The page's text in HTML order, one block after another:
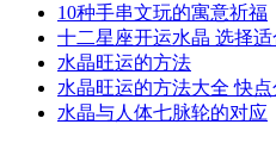
10种手串文玩的寓意祈福
十二星座开运水晶 选择
水晶旺运的方法
水晶旺运的方法大全 快
水晶与人体七脉轮的对应